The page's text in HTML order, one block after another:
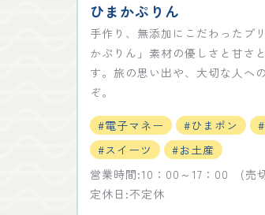
ひまかぷりん
手作り、無添加にこだわったプ
かぷりん」素材の優しさと甘さ
す。旅の思い出や、大切な人へ
ぞ。
#電子マネー #ひまポン
#スイーツ
#お土産
営業時間:10：00～17：00 (売
定休日:不定休